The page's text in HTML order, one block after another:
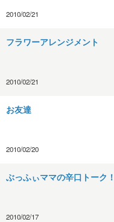
2010/02/21
フラワーアレンジメント
2010/02/21
お友達
2010/02/20
ぶっふぃママの辛口トーク！
2010/02/17